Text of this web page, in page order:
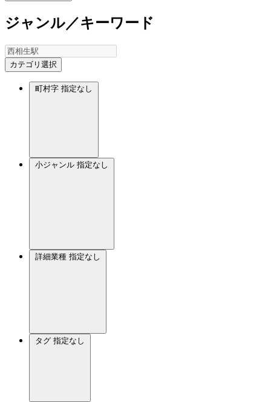
ジャンル／キーワード
カテゴリ選択
町村字 指定なし
小ジャンル 指定なし
詳細業種 指定なし
タグ 指定なし